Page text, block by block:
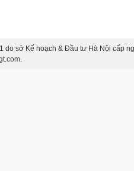
sở Kế hoạch & Đầu tư Hà Nội cấp